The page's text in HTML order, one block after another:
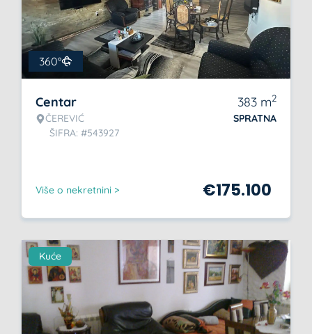
360°
Centar
ČEREVIĆ
ŠIFRA: #543927
383 m2
SPRATNA
Više o nekretnini > €175.100
Kuće